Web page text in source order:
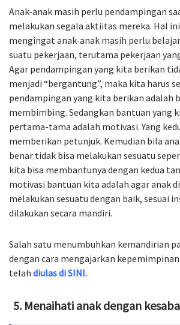
Anak-anak masih perlu pendampingan
melakukan segala aktiitas mereka. Hal
mengingat anak-anak masih perlu
suatu pekerjaan, terutama pekerjaan
Agar pendampingan yang kita berikan
menjadi “bergantung”, maka kita harus
pendampingan yang kita berikan adalah
membimbing. Sedangkan bantuan yang
pertama-tama adalah motivasi. Yang
memberikan petunjuk. Kemudian bila
benar tidak bisa melakukan sesuatu
kita bisa membantunya dengan kedua
motivasi bantuan kita adalah agar anak
melakukan sesuatu dengan baik, sesuai
dilakukan secara mandiri.
Salah satu menumbuhkan kemandirian
dengan cara mengajarkan kepemimpinan
telah diulas di SINI.
Menaihati anak dengan